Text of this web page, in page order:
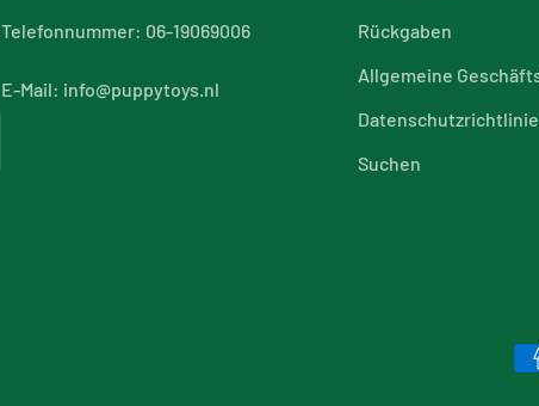
Telefonnummer: 06-19069006
E-Mail: info@puppytoys.nl
Rückgaben
Allgemeine
Datenschutzrichtlinie
Suchen